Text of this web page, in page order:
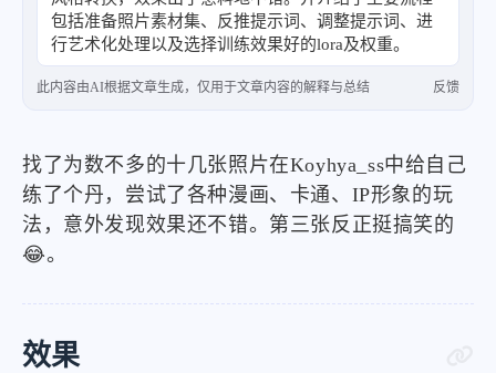
包括准备照片素材集、反推提示词、调整提示词、进
行艺术化处理以及选择训练效果好的lora及权重。
此内容由AI根据文章生成，仅用于文章内容的解释与总结 反馈
找了为数不多的十几张照片在Koyhya_ss中给自己
练了个丹，尝试了各种漫画、卡通、IP形象的玩
法，意外发现效果还不错。第三张反正挺搞笑的
😂。
效果